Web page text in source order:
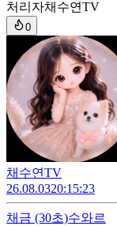
처리자채수연TV
0
채수연TV
26.08.0320:15:23
채금 (30초)수와르